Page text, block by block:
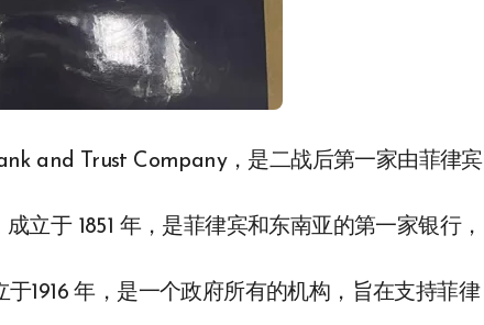
and Trust Company，是二战后第一家由菲律宾
立于 1851 年，是菲律宾和东南亚的第一家银行，
1916 年，是一个政府所有的机构，旨在支持菲律